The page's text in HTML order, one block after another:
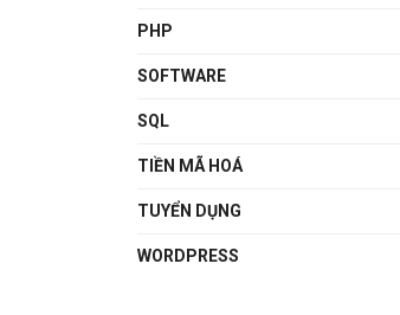
PHP
SOFTWARE
SQL
TIỀN MÃ HOÁ
TUYỂN DỤNG
WORDPRESS